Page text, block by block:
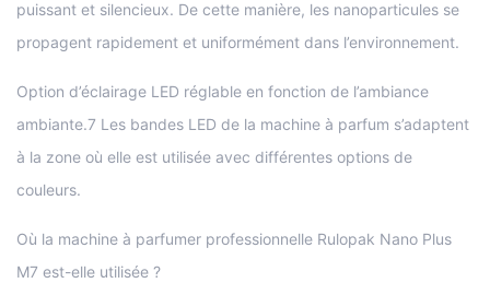
puissant et silencieux. De cette manière, les nanoparticules se
propagent rapidement et uniformément dans l’environnement.
Option d’éclairage LED réglable en fonction de l’ambiance
ambiante.7 Les bandes LED de la machine à parfum s’adaptent
à la zone où elle est utilisée avec différentes options de
couleurs.
Où la machine à parfumer professionnelle Rulopak Nano Plus
M7 est-elle utilisée ?